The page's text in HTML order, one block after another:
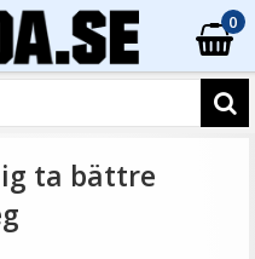
0
ta bättre